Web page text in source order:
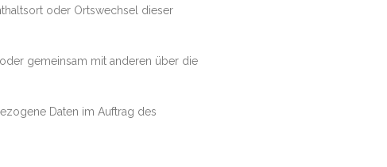
oder Ortswechsel dieser
gemeinsam mit anderen über die
Daten im Auftrag des